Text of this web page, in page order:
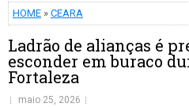
HOME » CEARA
Ladrão de alianças é
esconder em buraco
Fortaleza
maio 25, 2026